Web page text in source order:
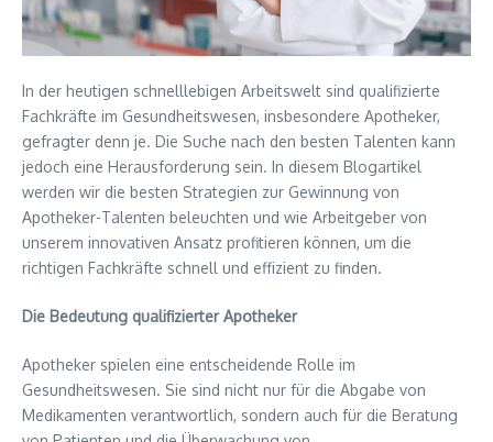
In der heutigen schnelllebigen Arbeitswelt sind qualifizierte
Fachkräfte im Gesundheitswesen, insbesondere Apotheker,
gefragter denn je. Die Suche nach den besten Talenten kann
jedoch eine Herausforderung sein. In diesem Blogartikel
werden wir die besten Strategien zur Gewinnung von
Apotheker-Talenten beleuchten und wie Arbeitgeber von
unserem innovativen Ansatz profitieren können, um die
richtigen Fachkräfte schnell und effizient zu finden.
Die Bedeutung qualifizierter Apotheker
Apotheker spielen eine entscheidende Rolle im
Gesundheitswesen. Sie sind nicht nur für die Abgabe von
Medikamenten verantwortlich, sondern auch für die Beratung